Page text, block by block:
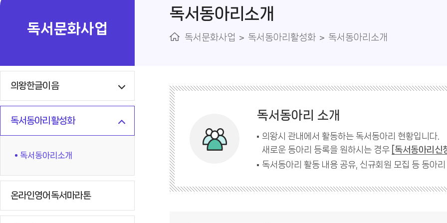
독서문화사업
의왕한글이음
독서동아리활성화
독서동아리소개
온라인영어독서마라톤
독서동아리소개
독서문화사업 독서동아리활성화 독서동아리소개
독서동아리 소개
의왕시 관내에서 활동하는 독서동아리 현황입니다.
새로운 동아리 등록을 원하시는 경우
[독서동아리신
독서동아리 활동 내용 공유, 신규회원 모집 등 동아